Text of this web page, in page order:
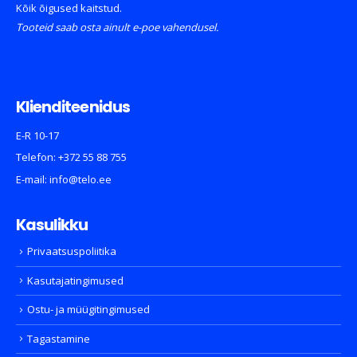
Kõik õigused kaitstud.
Tooteid saab osta ainult e-poe vahendusel.
Klienditeenidus
E-R 10-17
Telefon: +372 55 88 755
E-mail: info@telo.ee
Kasulikku
Privaatsuspoliitika
Kasutajatingimused
Ostu- ja müügitingimused
Tagastamine